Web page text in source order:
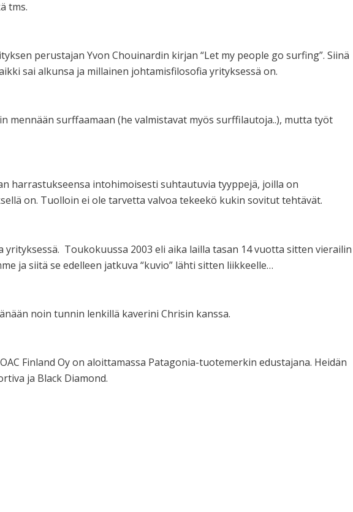
tms.
perustajan Yvon Chouinardin kirjan “Let my people go surfing”. Siinä
sai alkunsa ja millainen johtamisfilosofia yrityksessä on.
mennään surffaamaan (he valmistavat myös surffilautoja..), mutta työt
harrastukseensa intohimoisesti suhtautuvia tyyppejä, joilla on
on. Tuolloin ei ole tarvetta valvoa tekeekö kukin sovitut tehtävät.
yrityksessä. Toukokuussa 2003 eli aika lailla tasan 14 vuotta sitten vierailin
ja siitä se edelleen jatkuva “kuvio” lähti sitten liikkeelle…
noin tunnin lenkillä kaverini Chrisin kanssa.
Finland Oy on aloittamassa Patagonia-tuotemerkin edustajana. Heidän
ja Black Diamond.